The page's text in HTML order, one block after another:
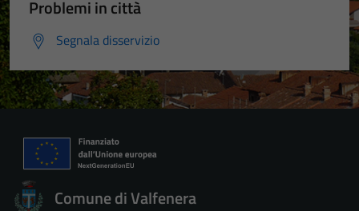
Problemi in città
Segnala disservizio
Comune di Valfenera